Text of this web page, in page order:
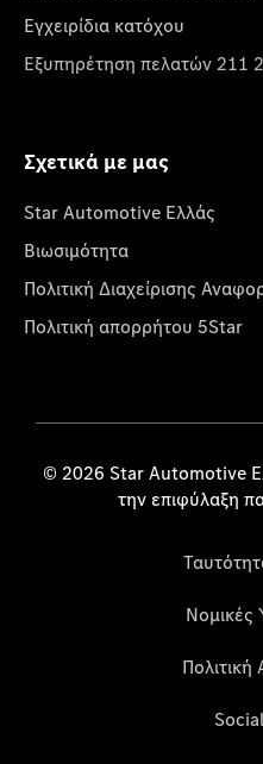
Εγχειρίδια κατόχου
Εξυπηρέτηση πελατών 211
Σχετικά με μας
Star Automotive Ελλάς
Βιωσιμότητα
Πολιτική Διαχείρισης
Πολιτική απορρήτου 5Star
© 2026 Star Automotive
την επιφύλαξη
Νομικές